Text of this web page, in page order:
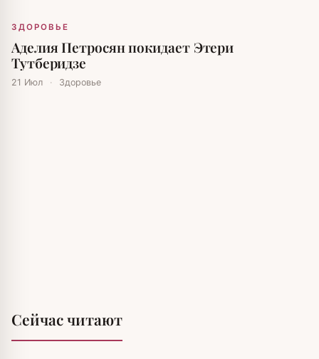
ЗДОРОВЬЕ
Аделия Петросян покидает Этери
Тутберидзе
21 Июл · Здоровье
Сейчас читают